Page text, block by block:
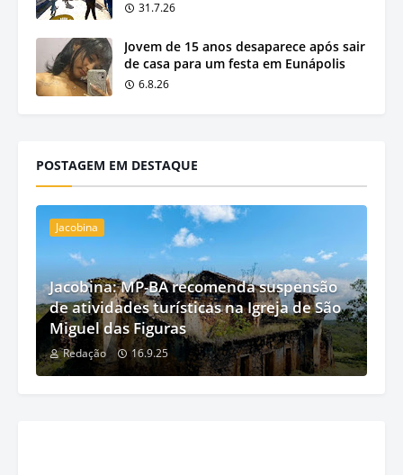
31.7.26
Jovem de 15 anos desaparece após sair
de casa para um festa em Eunápolis
6.8.26
POSTAGEM EM DESTAQUE
Jacobina
Jacobina: MP-BA recomenda suspensão
de atividades turísticas na Igreja de São
Miguel das Figuras
Redação 16.9.25